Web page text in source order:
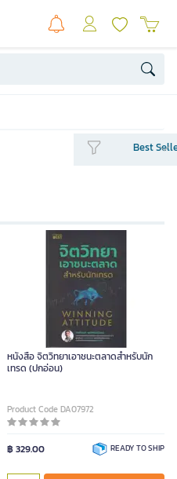
Best
หนังสือ จิตวิทยาเอาชนะตลาดสำหรับนัก
เทรด (ปกอ่อน)
Product Code DA07972
฿ 329.00 READY TO SHIP